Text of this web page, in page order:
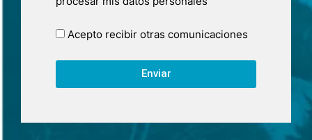
Acepto recibir otras comunicaciones
Enviar